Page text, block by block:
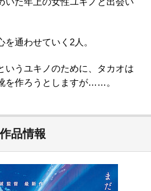
いた年上の女性ユキノと出会い
通わせていく2人。
いうユキノのために、タカオは
を作ろうとしますが……。
品情報